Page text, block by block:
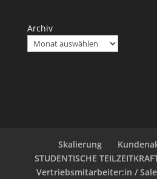
Archiv
Skalierung
STUDENTISCHE
Vertriebsmitarbeiter:in /